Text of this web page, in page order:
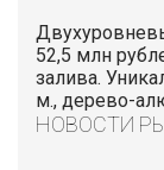
52,5 млн
залива.
м., дерево-
НОВОСТИ